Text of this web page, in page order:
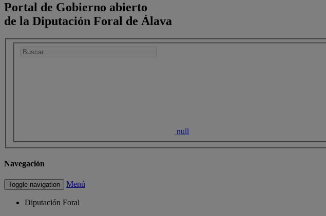
Portal de Gobierno abierto
de la Diputación Foral de Álava
null
Navegación
Toggle navigation Menú
Diputación Foral